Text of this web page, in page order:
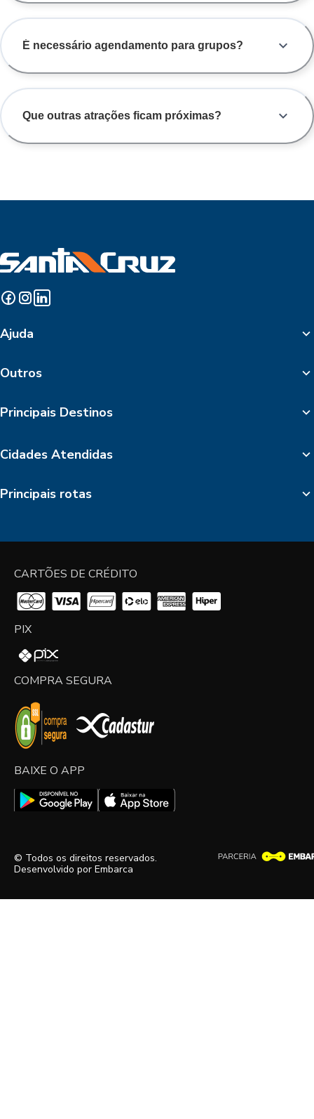
É necessário agendamento para grupos?
Que outras atrações ficam próximas?
Ajuda
Outros
Principais Destinos
Cidades Atendidas
Principais rotas
CARTÕES DE CRÉDITO
PIX
COMPRA SEGURA
BAIXE O APP
© Todos os direitos reservados.
Desenvolvido por Embarca